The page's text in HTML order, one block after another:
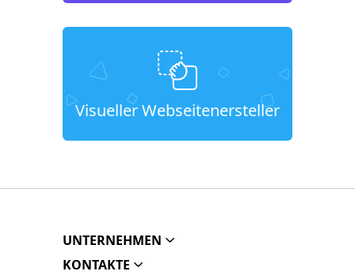
Visueller Webseitenersteller
UNTERNEHMEN
KONTAKTE